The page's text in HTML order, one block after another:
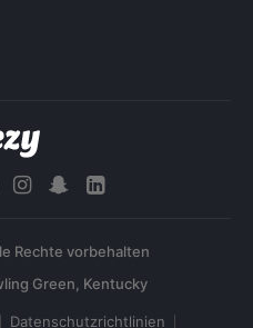
Rechte vorbehalten
Datenschutzrichtlinien